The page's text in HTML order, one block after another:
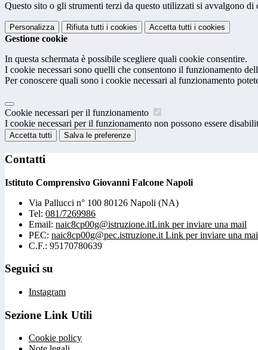
Questo sito o gli strumenti terzi da questo utilizzati si avvalgono
Personalizza Rifiuta tutti i cookies Accetta tutti i cookies
Gestione cookie
In questa schermata è possibile scegliere quali cookie consentire.
I cookie necessari sono quelli che consentono il funzionamento
Per conoscere quali sono i cookie necessari al funzionamento
Cookie necessari per il funzionamento
I cookie necessari per il funzionamento non possono essere
Accetta tutti Salva le preferenze
Contatti
Istituto Comprensivo Giovanni Falcone Napoli
Via Pallucci n° 100 80126 Napoli (NA)
Tel: 081/7269986
Email: naic8cp00g@istruzione.itLink per inviare una mail
PEC: naic8cp00g@pec.istruzione.it Link per inviare una
C.F.: 95170780639
Seguici su
Instagram
Sezione Link Utili
Cookie policy